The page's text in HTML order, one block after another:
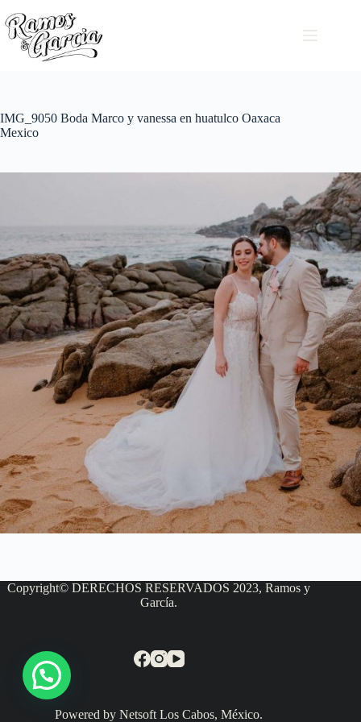
IMG_9050 Boda Marco y vanessa en huatulco Oaxaca
Mexico
Copyright© DERECHOS RESERVADOS 2023, Ramos y
García.
Powered by Netsoft Los Cabos, México.